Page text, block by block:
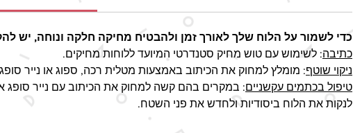
כדי לשמור על הלוח שלך לאורך זמן ולהבטיח מחיקה חלקה ונוחה, יש
כתיבה: לשימוש עם טוש מחיק סטנדרטי המיועד ללוחות מחיקים.
ניקוי שוטף: מומלץ למחוק את הכיתוב באמצעות מטלית רכה, ספוג או נייר
טיפול בכתמים עקשניים: במקרים בהם קשה למחוק את הכיתוב עם נייר סופג
לנקות את הלוח ביסודיות ולחדש את פני השטח.